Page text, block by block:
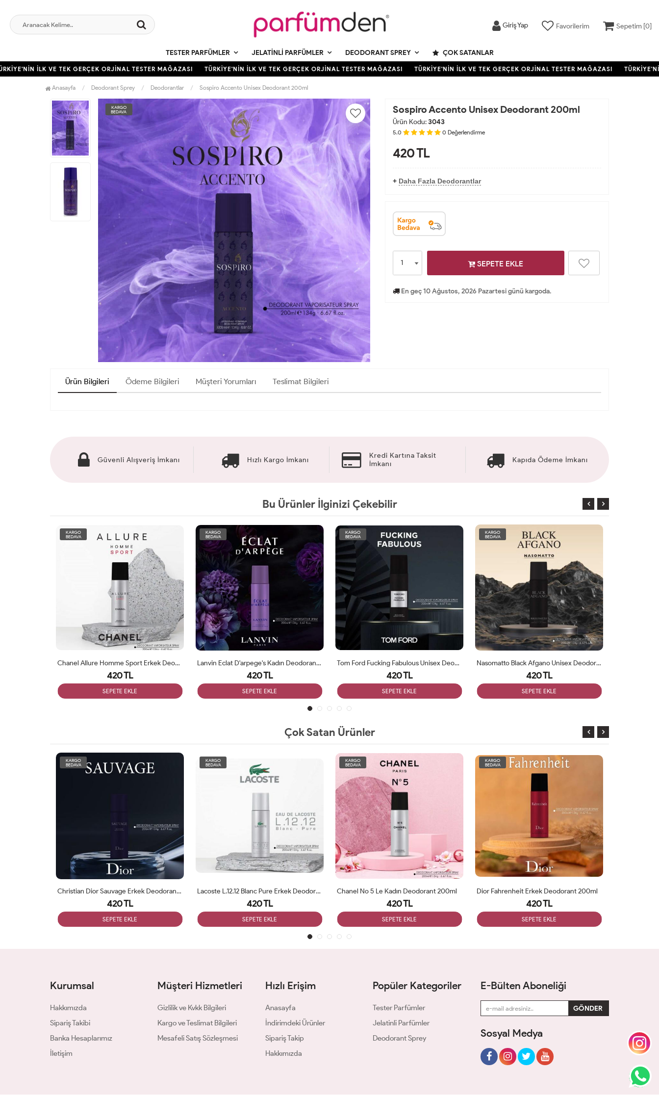
Giriş Yap Favorilerim Sepetim [0]
TESTER PARFÜMLER JELATINLI PARFÜMLER DEODORANT SPREY ÇOK SATANLAR
İLK VE TEK GERÇEK ORJİNAL TESTER MAĞAZASI TÜRKİYE'NİN İLK VE TEK GERÇEK ORJİNAL TESTER MAĞAZASI TÜRKİYE'NİN İLK VE TEK GERÇEK ORJİNAL TESTER MAĞAZASI
Anasayfa Deodorant Sprey Deodorantlar Sospiro Accento Unisex Deodorant 200ml
KARGO
BEDAVA
Sospiro Accento Unisex Deodorant 200ml
Ürün Kodu:3043
5.0 0 Değerlendirme
420TL
+ Daha Fazla Deodorantlar
SEPETE EKLE
En geç 10 Ağustos, 2026 Pazartesi günü kargoda.
Ürün Bilgileri Ödeme Bilgileri Müşteri Yorumları Teslimat Bilgileri
Güvenli Alışveriş İmkanı Hızlı Kargo İmkanı
Kredi Kartına Taksit
İmkanı
Kapıda Ödeme İmkanı
Bu Ürünler İlginizi Çekebilir
KARGO
BEDAVA
Chanel Allure Homme Sport Erkek Deodorant 200ml
420 TL
SEPETE EKLE
KARGO
BEDAVA
Lanvin Eclat D'arpege's Kadın Deodorant 200ml
420 TL
SEPETE EKLE
KARGO
BEDAVA
Tom Ford Fucking Fabulous Unisex Deodorant 200ml
420 TL
SEPETE EKLE
KARGO
BEDAVA
Nasomatto Black Afgano Unisex Deodorant 200ml
420 TL
SEPETE EKLE
Çok Satan Ürünler
KARGO
BEDAVA
Christian Dior Sauvage Erkek Deodorant 200ml
420 TL
SEPETE EKLE
KARGO
BEDAVA
Lacoste L.12.12 Blanc Pure Erkek Deodorant 200ml
420 TL
SEPETE EKLE
KARGO
BEDAVA
Chanel No 5 Le Kadın Deodorant 200ml
420 TL
SEPETE EKLE
KARGO
BEDAVA
Dior Fahrenheit Erkek Deodorant 200ml
420 TL
SEPETE EKLE
Kurumsal
Hakkımızda
Sipariş Takibi
Banka Hesaplarımız
İletişim
Müşteri Hizmetleri
Gizlilik ve Kvkk Bilgileri
Kargo ve Teslimat Bilgileri
Mesafeli Satış Sözleşmesi
Hızlı Erişim
Anasayfa
İndirimdeki Ürünler
Sipariş Takip
Hakkımızda
Popüler Kategoriler
Tester Parfümler
Jelatinli Parfümler
Deodorant Sprey
E-Bülten Aboneliği
Sosyal Medya